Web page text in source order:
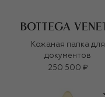
Кожаная папка для
документов
250 500 ₽